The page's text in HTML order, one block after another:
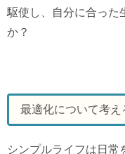
駆使し、自分に合った
か？
最適化について考え
シンプルライフは日常